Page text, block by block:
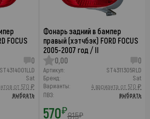
FOCUS
0
ST4314001LLD
Sat
от 570 ₽
выбрать
Фонарь задний в бампер
правый (хэтчбэк) FORD FOCUS
2005-2007 год / II
0,00
0
Артикул:
ST4311305RLD
Бренд:
Sat
Варианты:
4 варианта от 570 ₽
ПВЗ:
выбрать
570₽815₽